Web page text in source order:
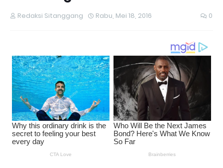
Redaksi Sitanggang Rabu, Mei 18, 2016 0